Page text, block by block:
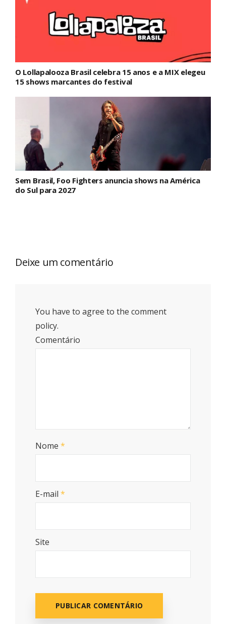
O Lollapalooza Brasil celebra 15 anos e a MIX elegeu
15 shows marcantes do festival
Sem Brasil, Foo Fighters anuncia shows na América
do Sul para 2027
Deixe um comentário
You have to agree to the comment
policy.
Comentário
Nome *
E-mail *
Site